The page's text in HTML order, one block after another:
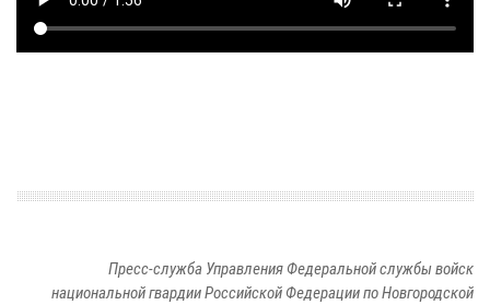
Пресс-служба Управления Федеральной службы войск
национальной гвардии Российской Федерации по Новгородской